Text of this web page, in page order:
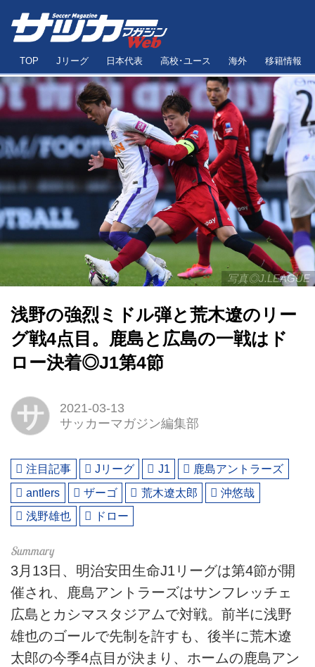
TOP Jリーグ 日本代表 高校･ユース 海外 移籍情報
写真◎J.LEAGUE
浅野の強烈ミドル弾と荒木遼のリー
グ戦4点目。鹿島と広島の一戦はド
ロー決着◎J1第4節
サ
2021-03-13
サッカーマガジン編集部
注目記事 Jリーグ J1
鹿島アントラーズ
antlers
ザーゴ 荒木遼太郎
沖悠哉
浅野雄也
ドロー
3月13日、明治安田生命J1リーグは第4節が開
催され、鹿島アントラーズはサンフレッチェ
広島とカシマスタジアムで対戦。前半に浅野
雄也のゴールで先制を許すも、後半に荒木遼
太郎の今季4点目が決まり、ホームの鹿島アン